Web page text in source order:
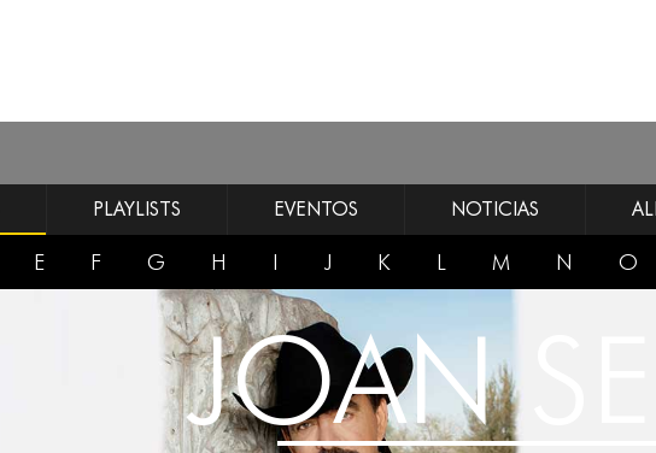
PLAYLISTS EVENTOS NOTICIAS
E F G H I J K L M N O
JOAN